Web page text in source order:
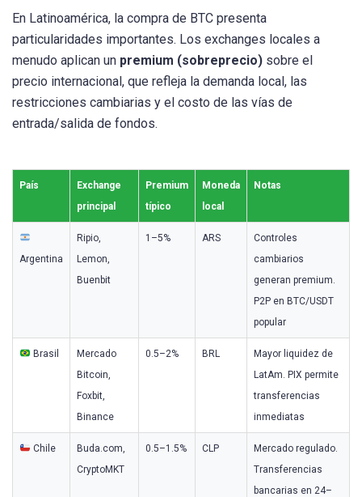
En Latinoamérica, la compra de BTC presenta
particularidades importantes. Los exchanges locales a
menudo aplican un premium (sobreprecio) sobre el
precio internacional, que refleja la demanda local, las
restricciones cambiarias y el costo de las vías de
entrada/salida de fondos.
País
Exchange
principal
Premium
típico
Moneda
local
Notas
Argentina
Ripio,
Lemon,
Buenbit
1–5% ARS
Controles
cambiarios
generan premium.
P2P en BTC/USDT
popular
Brasil
Mercado
Bitcoin,
Foxbit,
Binance
0.5–2% BRL
Mayor liquidez de
LatAm. PIX permite
transferencias
inmediatas
Chile
Buda.com,
CryptoMKT
0.5–1.5% CLP
Mercado regulado.
Transferencias
bancarias en 24–